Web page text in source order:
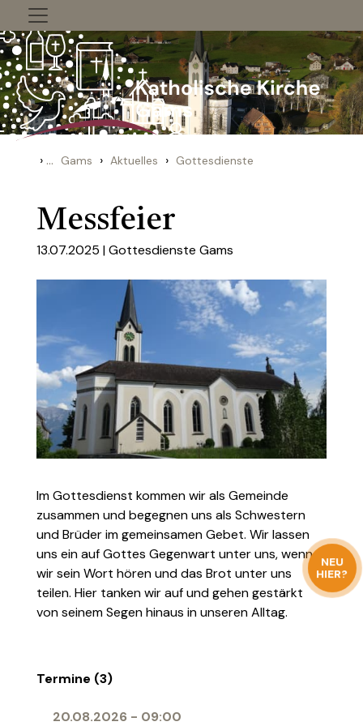
NEU
HIER?
Zum Inhalt springen
› ... Gams › Aktuelles › Gottesdienste
Messfeier
13.07.2025 |Gottesdienste Gams
Im Gottesdienst kommen wir als Gemeinde
zusammen und begegnen uns als Schwestern
und Brüder im gemeinsamen Gebet. Wir lassen
uns ein auf Gottes Gegenwart unter uns, wenn
wir sein Wort hören und das Brot unter uns
teilen. Hier tanken wir auf und gehen gestärkt
von seinem Segen hinaus in unseren Alltag.
Termine (3)
20.08.2026 - 09:00